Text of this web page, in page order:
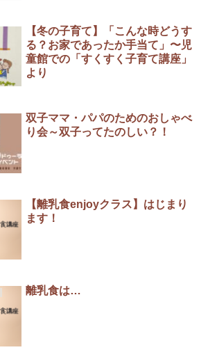
【冬の子育て】「こんな時どうす
る？お家であったか手当て」〜児
童館での「すくすく子育て講座」
より
双子ママ・パパのためのおしゃべ
り会～双子ってたのしい？！
【離乳食enjoyクラス】はじまり
ます！
離乳食は…